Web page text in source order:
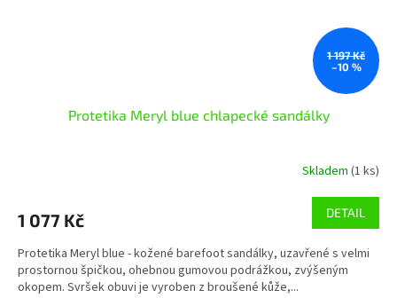
1 197 Kč
–10 %
Protetika Meryl blue chlapecké sandálky
Skladem (1 ks)
1 077 Kč DETAIL
Protetika Meryl blue - kožené barefoot sandálky, uzavřené s velmi
prostornou špičkou, ohebnou gumovou podrážkou, zvýšeným
okopem. Svršek obuvi je vyroben z broušené kůže,...